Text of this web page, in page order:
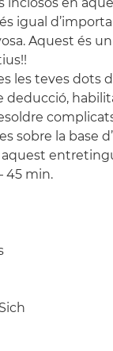
igual
Aquest és
les teves dots
deducció,
sobre la base
aquest
45 min.